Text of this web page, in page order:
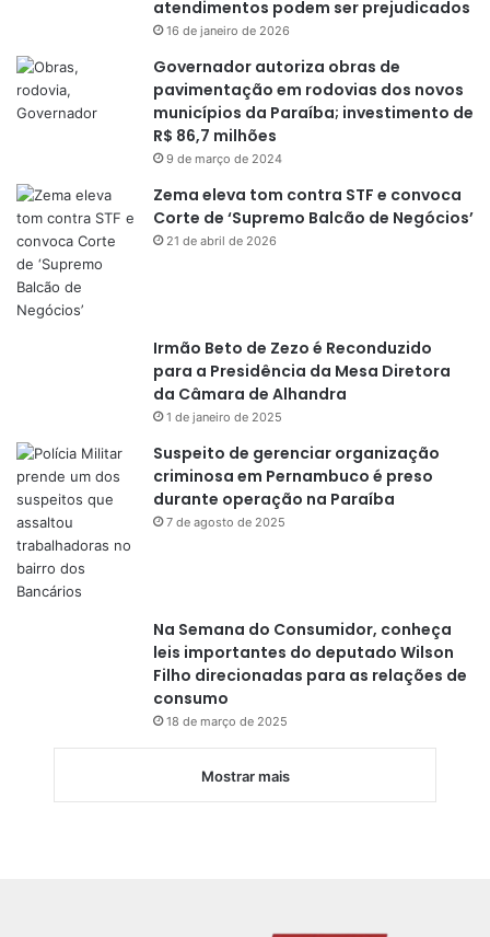
atendimentos podem ser prejudicados
16 de janeiro de 2026
Governador autoriza obras de
pavimentação em rodovias dos novos
municípios da Paraíba; investimento de
R$ 86,7 milhões
9 de março de 2024
Zema eleva tom contra STF e convoca
Corte de ‘Supremo Balcão de Negócios’
21 de abril de 2026
Irmão Beto de Zezo é Reconduzido
para a Presidência da Mesa Diretora
da Câmara de Alhandra
1 de janeiro de 2025
Suspeito de gerenciar organização
criminosa em Pernambuco é preso
durante operação na Paraíba
7 de agosto de 2025
Na Semana do Consumidor, conheça
leis importantes do deputado Wilson
Filho direcionadas para as relações de
consumo
18 de março de 2025
Mostrar mais